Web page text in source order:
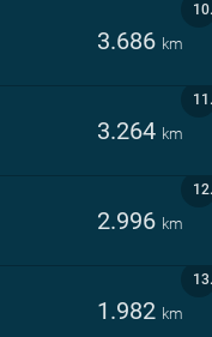
10.
3.686 km
11.
3.264 km
12.
2.996 km
13.
1.982 km